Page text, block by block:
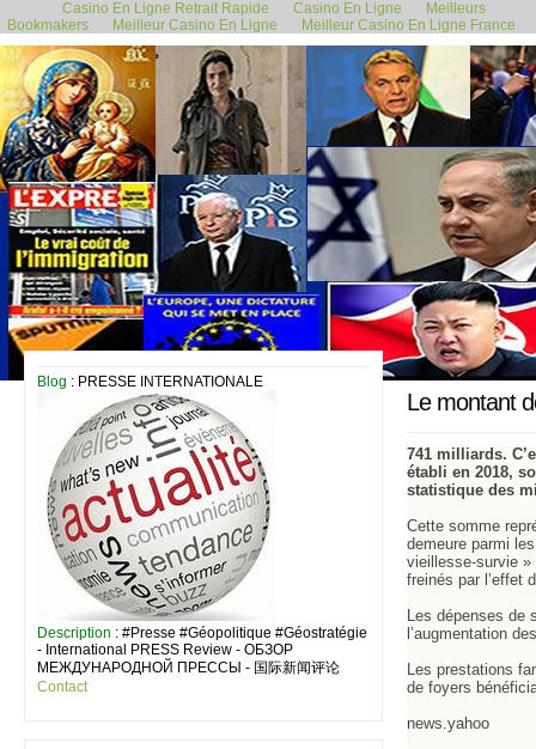
Casino En Ligne Retrait Rapide Casino En Ligne
Meilleurs
Bookmakers
Meilleur Casino En Ligne Meilleur Casino En Ligne France
Blog : PRESSE INTERNATIONALE
Description : #Presse #Géopolitique #Géostratégie
- International PRESS Review - ОБЗОР
МЕЖДУНАРОДНОЙ ПРЕССЫ - 国际新闻评论
Contact
22 octobre 2019
Le montant
741 milliards.
établi en 2018,
statistique des
Cette somme
demeure parmi
vieillesse-survie
freinés par l’effet
Les dépenses de
l’augmentation
Les prestations
de foyers
news.yahoo